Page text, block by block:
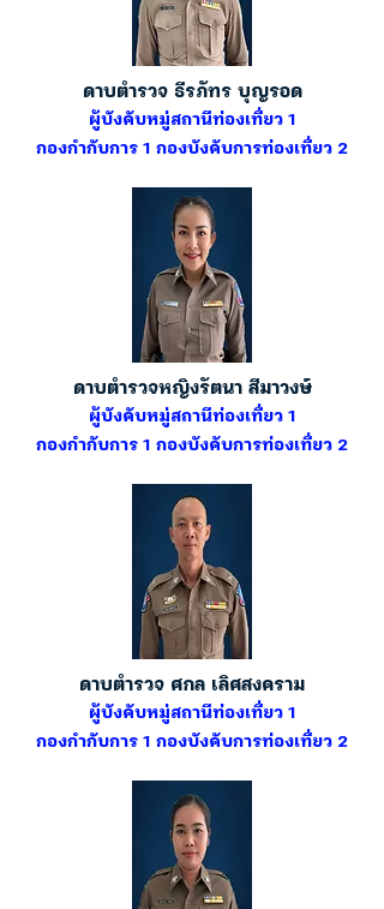
ดาบตำรวจ ธีรภัทร บุญรอด
ผู้บังคับหมู่สถานีท่องเที่ยว 1
กองกำกับการ 1 กองบังคับการท่องเที่ยว 2
ดาบตำรวจหญิงรัตนา สีมาวงษ์
ผู้บังคับหมู่สถานีท่องเที่ยว 1
กองกำกับการ 1 กองบังคับการท่องเที่ยว 2
ดาบตำรวจ ศกล เลิศสงคราม
ผู้บังคับหมู่สถานีท่องเที่ยว 1
กองกำกับการ 1 กองบังคับการท่องเที่ยว 2